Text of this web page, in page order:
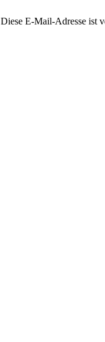
Diese E-Mail-Adresse ist